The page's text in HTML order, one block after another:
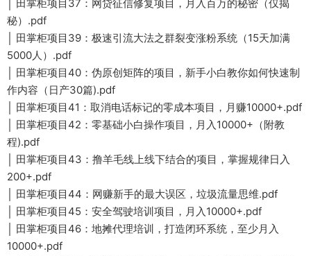
│ 田掌柜项目37：网贷征信修复项目，月入百万的秘密（仅揭
秘）.pdf
│ 田掌柜项目39：极速引流大法之群裂变涨粉系统（15天加满
5000人）.pdf
│ 田掌柜项目40：伪原创矩阵的项目，新手小白教你如何快速制
作内容（日产30篇).pdf
│ 田掌柜项目41：取消电话标记的零成本项目，月赚10000+.pdf
│ 田掌柜项目42：零基础小白操作项目，月入10000+（附教
程).pdf
│ 田掌柜项目43：撸羊毛线上线下结合的项目，掌握规律日入
200+.pdf
│ 田掌柜项目44：网赚新手的最大误区，垃圾流量思维.pdf
│ 田掌柜项目45：安全驾驶培训项目，月入10000+.pdf
│ 田掌柜项目46：地摊代理培训，打造闭环系统，至少月入
10000+.pdf